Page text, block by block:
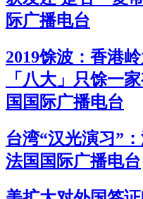
际广播电台
2019馀波：香港
「八大」只馀一
国国际广播电台
台湾“汉光演习”
法国国际广播电台